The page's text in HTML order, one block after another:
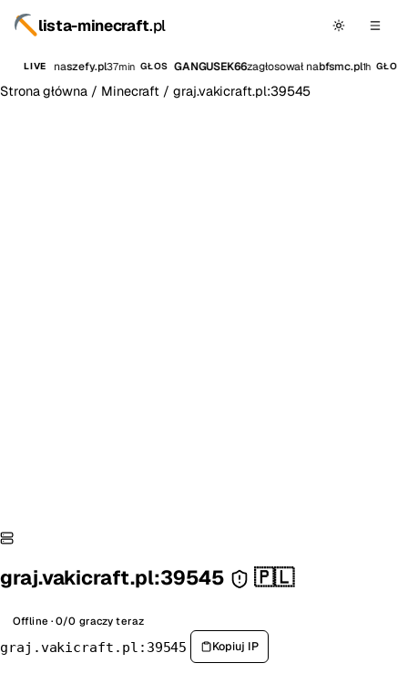
lista-minecraft.pl
LIVE naszefy.pl37min GŁOS GANGUSEK66zagłosował nabfsmc.pl1h GŁOS
Strona główna / Minecraft / graj.vakicraft.pl:39545
graj.vakicraft.pl:39545 🇵🇱
Offline · 0/0 graczy teraz
graj.vakicraft.pl:39545 Kopiuj IP